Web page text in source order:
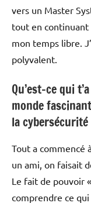
vers un Master
tout en continuant
mon temps libre.
polyvalent.
Qu’est-ce qui
monde
la cybersécurité
Tout a commencé
un ami, on faisait
Le fait de pouvoir
comprendre ce